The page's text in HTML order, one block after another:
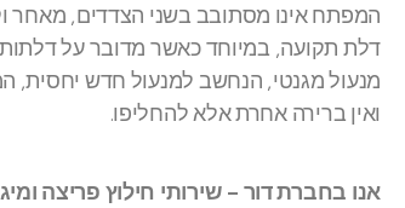
המפתח אינו מסתובב בשני הצדדים, מאחר
דלת תקועה, במיוחד כאשר מדובר על דלתות
מנעול מגנטי, הנחשב למנעול חדש
ואין ברירה אחרת אלא להחליפו.
אנו בחברת דור – שירותי חילוץ פריצה